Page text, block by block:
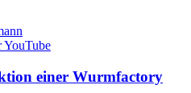
YouTube
einer Wurmfactory